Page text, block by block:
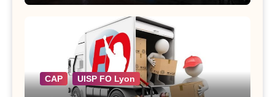
CAP UISP FO Lyon